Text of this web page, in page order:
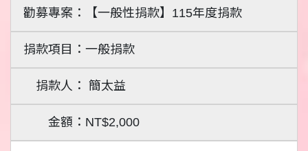
【一般性捐款】115年度捐款
一般捐款
簡太益
NT$2,000